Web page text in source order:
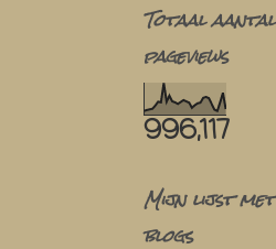
Totaal aantal
pageviews
996,117
Mijn lijst met
blogs